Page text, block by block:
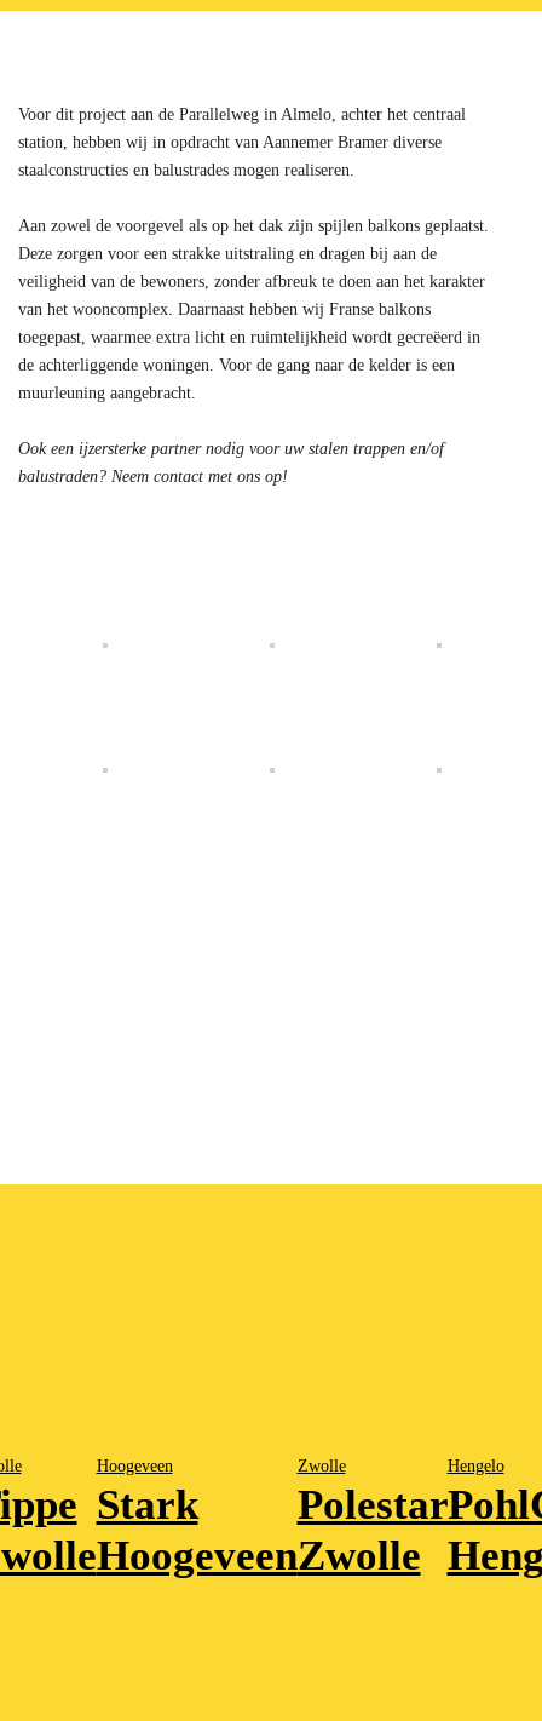
Voor dit project aan de Parallelweg in Almelo, achter het centraal
station, hebben wij in opdracht van Aannemer Bramer diverse
staalconstructies en balustrades mogen realiseren.
Aan zowel de voorgevel als op het dak zijn spijlen balkons geplaatst.
Deze zorgen voor een strakke uitstraling en dragen bij aan de
veiligheid van de bewoners, zonder afbreuk te doen aan het karakter
van het wooncomplex. Daarnaast hebben wij Franse balkons
toegepast, waarmee extra licht en ruimtelijkheid wordt gecreëerd in
de achterliggende woningen. Voor de gang naar de kelder is een
muurleuning aangebracht.
Ook een ijzersterke partner nodig voor uw stalen trappen en/of
balustraden? Neem contact met ons op!
Hoogeveen
Stark
Hoogeveen
Zwolle
Polestar
Zwolle
Hengelo